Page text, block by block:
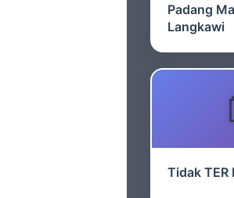
Padang
Langkawi
Tidak TER